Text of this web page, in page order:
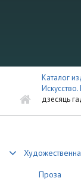
Каталог
Искусство.
дзесяць
Проза